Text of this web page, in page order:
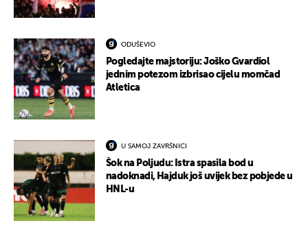
ODUŠEVIO
Pogledajte majstoriju: Joško Gvardiol
jednim potezom izbrisao cijelu momčad
Atletica
U SAMOJ ZAVRŠNICI
Šok na Poljudu: Istra spasila bod u
nadoknadi, Hajduk još uvijek bez pobjede u
HNL-u